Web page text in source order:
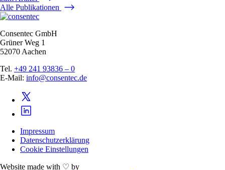
Alle Publikationen
Consentec GmbH
Grüner Weg 1
52070 Aachen
Tel. +49 241 93836 – 0
E-Mail: info@consentec.de
Impressum
Datenschutzerklärung
Cookie Einstellungen
Website made with ♡ by